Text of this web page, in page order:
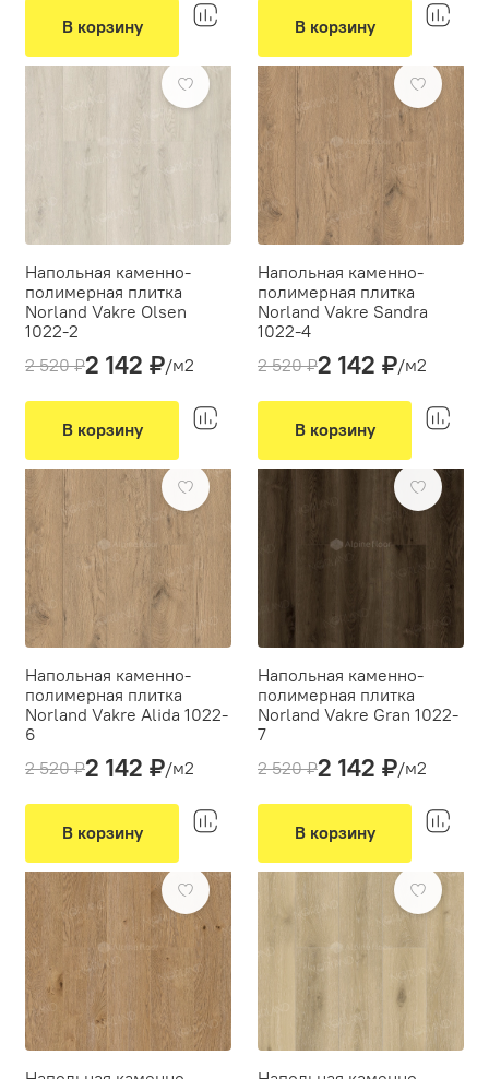
Классическая укладка
Цвет:Белый
В корзину
Классическая укладка
Цвет:Серый
В корзину
Напольная каменно-
полимерная плитка
Norland Vakre Olsen
1022-2
Толщина(мм):4
Вид укладки:
Классическая укладка
Цвет:
Серый, Белый
2 520 ₽2 142 ₽/м2
В корзину
Напольная каменно-
полимерная плитка
Norland Vakre Sandra
1022-4
Толщина(мм):4
Вид укладки:
Классическая укладка
Цвет:Коричневый
2 520 ₽2 142 ₽/м2
В корзину
Напольная каменно-
полимерная плитка
Norland Vakre Alida 1022-
6
Толщина(мм):4
Вид укладки:
Классическая укладка
Цвет:Коричневый
2 520 ₽2 142 ₽/м2
В корзину
Напольная каменно-
полимерная плитка
Norland Vakre Gran 1022-
7
Толщина(мм):4
Вид укладки:
Классическая укладка
Цвет:Коричневый
2 520 ₽2 142 ₽/м2
В корзину